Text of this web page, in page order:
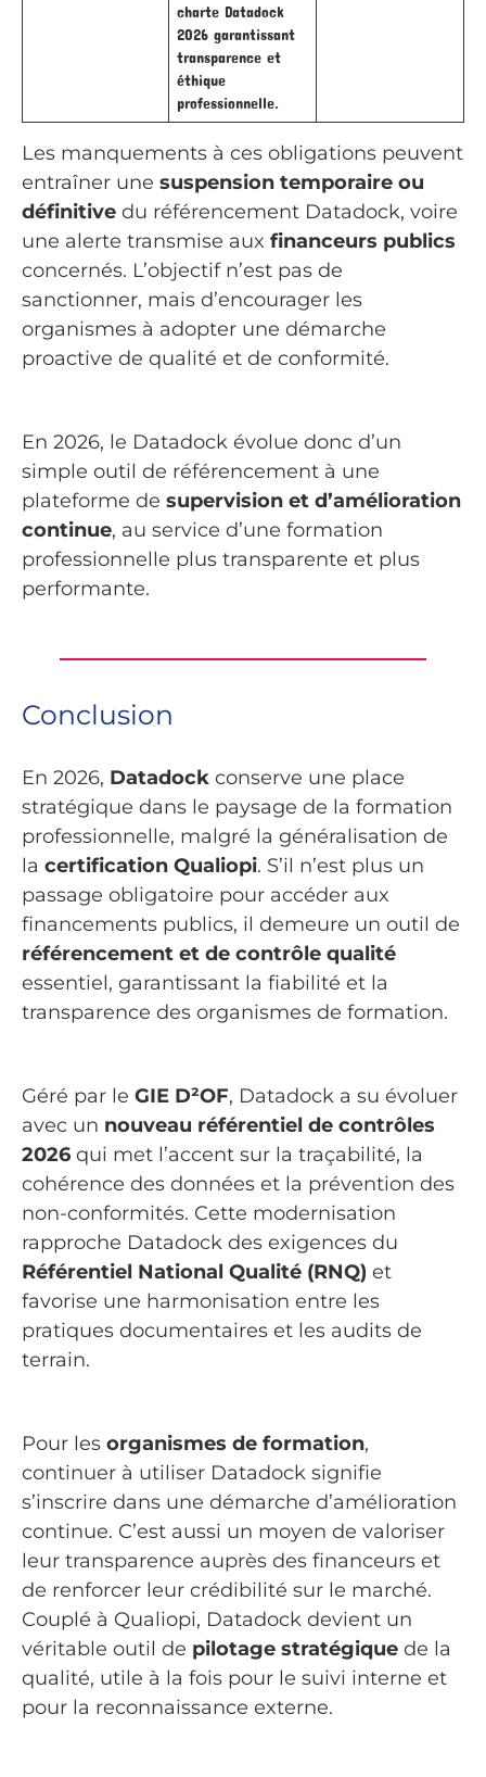
charte Datadock
2026 garantissant
transparence et
éthique
professionnelle.
Les manquements à ces obligations peuvent
entraîner une suspension temporaire ou
définitive du référencement Datadock, voire
une alerte transmise aux financeurs publics
concernés. L’objectif n’est pas de
sanctionner, mais d’encourager les
organismes à adopter une démarche
proactive de qualité et de conformité.
En 2026, le Datadock évolue donc d’un
simple outil de référencement à une
plateforme de supervision et d’amélioration
continue, au service d’une formation
professionnelle plus transparente et plus
performante.
Conclusion
En 2026, Datadock conserve une place
stratégique dans le paysage de la formation
professionnelle, malgré la généralisation de
la certification Qualiopi. S’il n’est plus un
passage obligatoire pour accéder aux
financements publics, il demeure un outil de
référencement et de contrôle qualité
essentiel, garantissant la fiabilité et la
transparence des organismes de formation.
Géré par le GIE D²OF, Datadock a su évoluer
avec un nouveau référentiel de contrôles
2026 qui met l’accent sur la traçabilité, la
cohérence des données et la prévention des
non-conformités. Cette modernisation
rapproche Datadock des exigences du
Référentiel National Qualité (RNQ) et
favorise une harmonisation entre les
pratiques documentaires et les audits de
terrain.
Pour les organismes de formation,
continuer à utiliser Datadock signifie
s’inscrire dans une démarche d’amélioration
continue. C’est aussi un moyen de valoriser
leur transparence auprès des financeurs et
de renforcer leur crédibilité sur le marché.
Couplé à Qualiopi, Datadock devient un
véritable outil de pilotage stratégique de la
qualité, utile à la fois pour le suivi interne et
pour la reconnaissance externe.